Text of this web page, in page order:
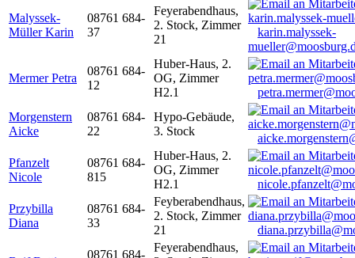
Malyssek-
Müller Karin
08761 684-
37
Feyerabendhaus,
2. Stock, Zimmer
21
karin.malyssek-
Mermer Petra
08761 684-
12
Huber-Haus, 2.
OG, Zimmer
H2.1
Morgenstern
Aicke
08761 684-
22
Hypo-Gebäude,
3. Stock
Pfanzelt
Nicole
08761 684-
815
Huber-Haus, 2.
OG, Zimmer
H2.1
Przybilla
Diana
08761 684-
33
Feyberabendhaus,
2. Stock, Zimmer
21
08761 684-
Feyerabendhaus,